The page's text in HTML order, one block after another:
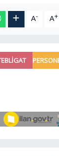
A- A+